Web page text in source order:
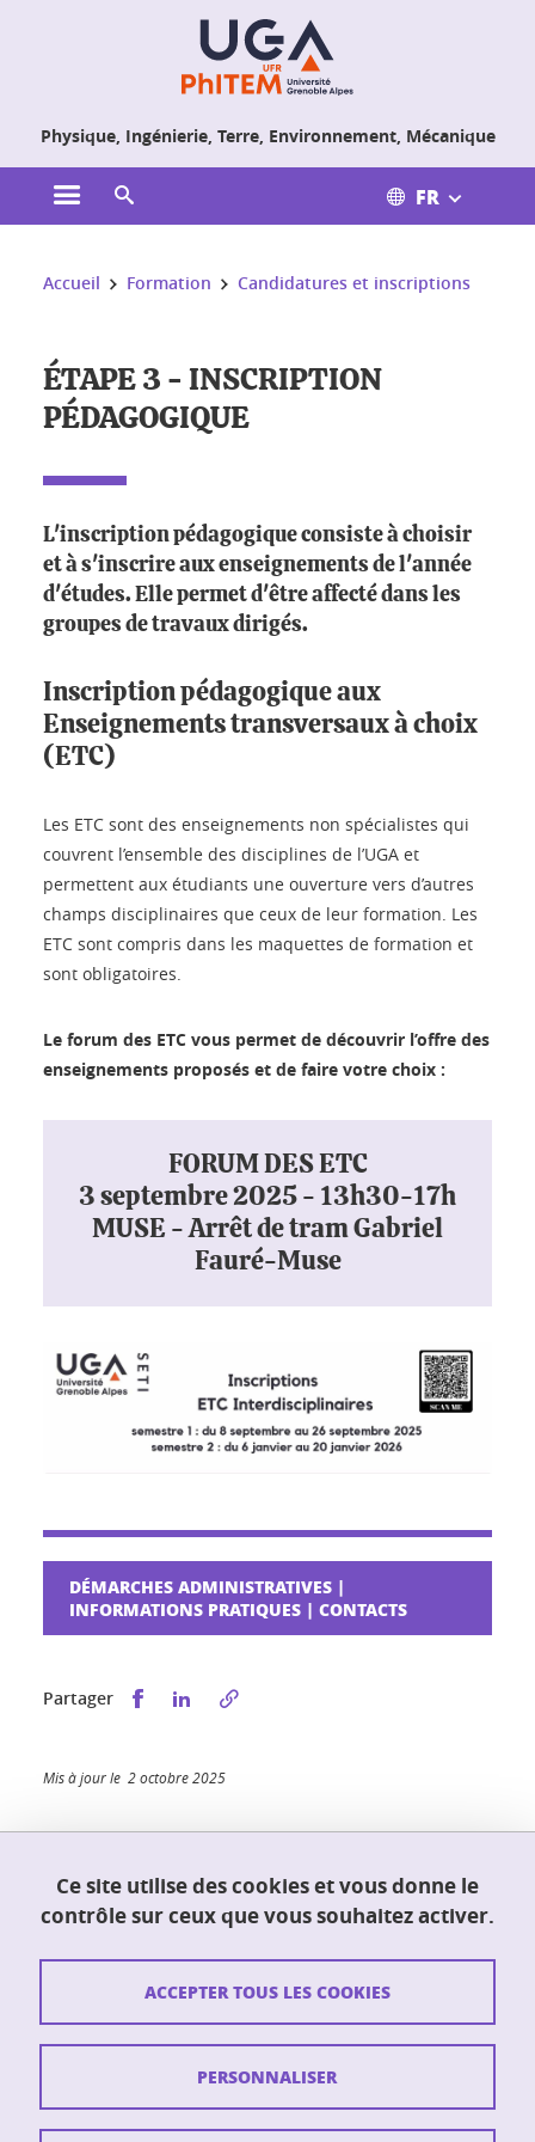
Physique, Ingénierie, Terre, Environnement, Mécanique
Ouvrir le menu principal FR
Vous êtes ici :
Accueil Formation Candidatures et inscriptions
ÉTAPE 3 - INSCRIPTION
PÉDAGOGIQUE
L'inscription pédagogique consiste à choisir
et à s'inscrire aux enseignements de l'année
d'études. Elle permet d'être affecté dans les
groupes de travaux dirigés.
Inscription pédagogique aux
Enseignements transversaux à choix
(ETC)
Les ETC sont des enseignements non spécialistes qui
couvrent l’ensemble des disciplines de l’UGA et
permettent aux étudiants une ouverture vers d’autres
champs disciplinaires que ceux de leur formation. Les
ETC sont compris dans les maquettes de formation et
sont obligatoires.
Le forum des ETC vous permet de découvrir l’offre des
enseignements proposés et de faire votre choix :
FORUM DES ETC
3 septembre 2025 - 13h30-17h
MUSE - Arrêt de tram Gabriel
Fauré-Muse
DÉMARCHES ADMINISTRATIVES |
INFORMATIONS PRATIQUES | CONTACTS
Partager Partager sur Facebook
Partager sur LinkedIn
Mis à jour le 2 octobre 2025
UFR PhITEM (Physique, Ingénierie, Terre,
Environnement, Mécanique)
38400 Saint-Martin-d'Hères
Contact
Ce site utilise des cookies et vous donne le
contrôle sur ceux que vous souhaitez activer.
ACCEPTER TOUS LES COOKIES
PERSONNALISER